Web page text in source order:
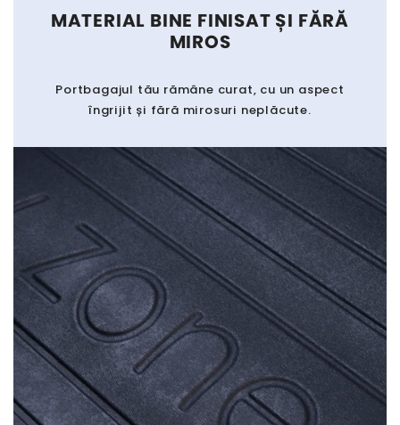
MATERIAL BINE FINISAT ȘI FĂRĂ
MIROS
Portbagajul tău rămâne curat, cu un aspect
îngrijit și fără mirosuri neplăcute.